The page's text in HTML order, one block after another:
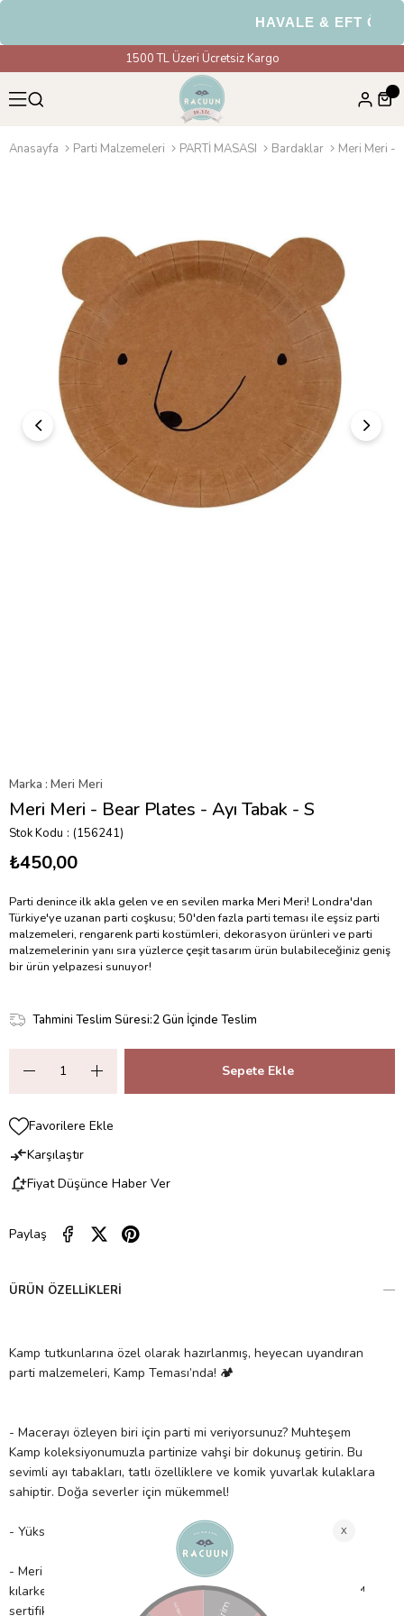
HAVALE & EFT
1500 TL Üzeri Ücretsiz Kargo
Anasayfa Parti Malzemeleri PARTİ MASASI Bardaklar Meri Meri -
Marka : Meri Meri
Meri Meri - Bear Plates - Ayı Tabak - S
Stok Kodu (156241)
₺450,00
Parti denince ilk akla gelen ve en sevilen marka Meri Meri! Londra'dan
Türkiye'ye uzanan parti coşkusu; 50'den fazla parti teması ile eşsiz parti
malzemeleri, rengarenk parti kostümleri, dekorasyon ürünleri ve parti
malzemelerinin yanı sıra yüzlerce çeşit tasarım ürün bulabileceğiniz geniş
bir ürün yelpazesi sunuyor!
Tahmini Teslim Süresi:2 Gün İçinde Teslim
Favorilere Ekle
Karşılaştır
Fiyat Düşünce Haber Ver
Paylaş
ÜRÜN ÖZELLIKLERI
Kamp tutkunlarına özel olarak hazırlanmış, heyecan uyandıran
parti malzemeleri, Kamp Teması’nda! 🏕
- Macerayı özleyen biri için parti mi veriyorsunuz? Muhteşem
Kamp koleksiyonumuzla partinize vahşi bir dokunuş getirin. Bu
sevimli ayı tabakları, tatlı özelliklere ve komik yuvarlak kulaklara
sahiptir. Doğa severler için mükemmel!
- Yüksek kaliteli kağıttan üretilmiştir. 12 adet tabak içerir.
- Meri Meri, eşsiz parti malzemeleri ile partinizi benzersiz
kılarken çocuklarımıza güvenli bir gelecek sağlamak için FSC™
sertifikalı kâğıt kullanır!